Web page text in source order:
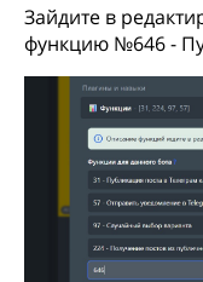
Зайдите в
функцию №646 -